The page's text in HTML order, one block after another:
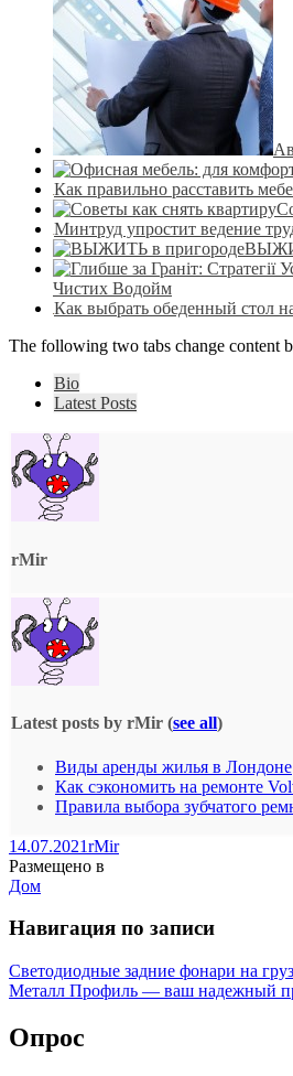
Как правильно расставить
Минтруд упростит ведение
Чистих Водойм
Как выбрать обеденный стол
The following two tabs change content
Bio
Latest Posts
rMir
Latest posts by rMir (see all)
Виды аренды жилья в Лондоне
Как сэкономить на ремонте
Правила выбора зубчатого
14.07.2021rMir
Размещено в
Дом
Навигация по записи
Светодиодные задние фонари на
Металл Профиль — ваш надежный
Опрос